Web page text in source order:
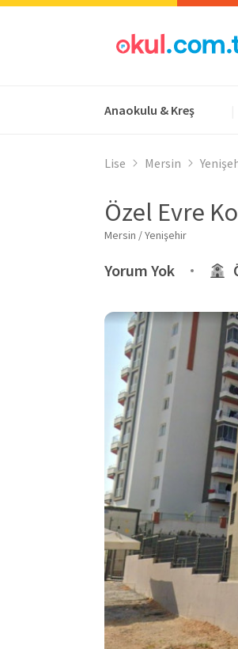
Anaokulu & Kreş
Lise Mersin
Özel Evre
Mersin / Yenişehir
Yorum Yok